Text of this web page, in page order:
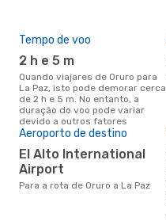
Tempo de voo
2 h e 5 m
Quando viajares de Oruro para
La Paz, isto pode demorar cerca
de 2 h e 5 m. No entanto, a
duração do voo pode variar
devido a outros fatores
Aeroporto de destino
El Alto International
Airport
Para a rota de Oruro a La Paz